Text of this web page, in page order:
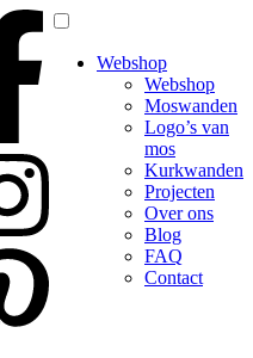
Webshop
Webshop
Moswanden
Logo’s van
mos
Kurkwanden
Projecten
Over ons
Blog
FAQ
Contact